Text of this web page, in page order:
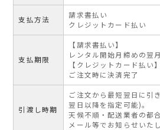
支払方法
請求書払い
クレジットカード払い
支払期限
【請求書払い】
レンタル開始月締めの翌
【クレジットカード払い】
ご注文時に決済完了
引渡し時期
ご注文から最短翌日に引
翌日以降を指定可能)。
天候不順・配送業者の都
メール等でお知らせいたし